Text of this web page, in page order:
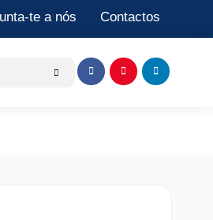
te a nós Contactos
Item
Item
Item